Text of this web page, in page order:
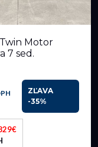
Motor
7 sed.
ZĽAVA
-35%